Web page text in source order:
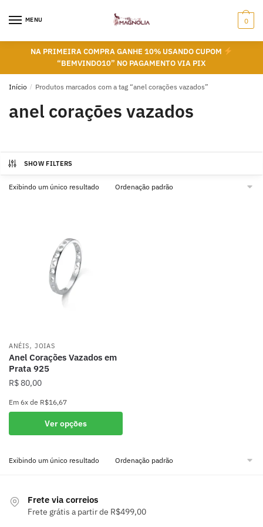
MENU 0
NA PRIMEIRA COMPRA GANHE 10% USANDO CUPOM
“BEMVINDO10” NO PAGAMENTO VIA PIX
Início / Produtos marcados com a tag “anel corações vazados”
anel corações vazados
SHOW FILTERS
Exibindo um único resultado
ANÉIS, JOIAS
Anel Corações Vazados em
Prata 925
R$80,00
Em 6x de R$16,67
Ver opções
produto
várias
opções
Exibindo um único resultado
Frete via correios
Frete grátis a partir de R$499,00